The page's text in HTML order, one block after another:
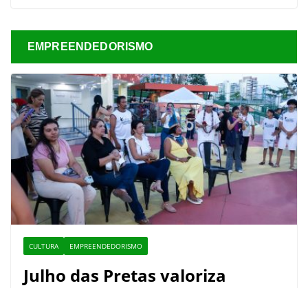
EMPREENDEDORISMO
CULTURA EMPREENDEDORISMO
Julho das Pretas valoriza